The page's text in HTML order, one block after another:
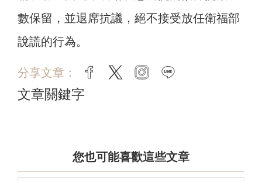
數保留，並退席抗議，絕不接受放任衛福部
說謊的行為。
分享文章： facebook
twitter instagram
文章關鍵字
您也可能喜歡這些文章